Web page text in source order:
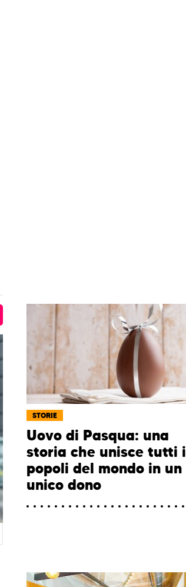
STORIE
Uovo di Pasqua: una
storia che unisce tutti i
popoli del mondo in un
unico dono